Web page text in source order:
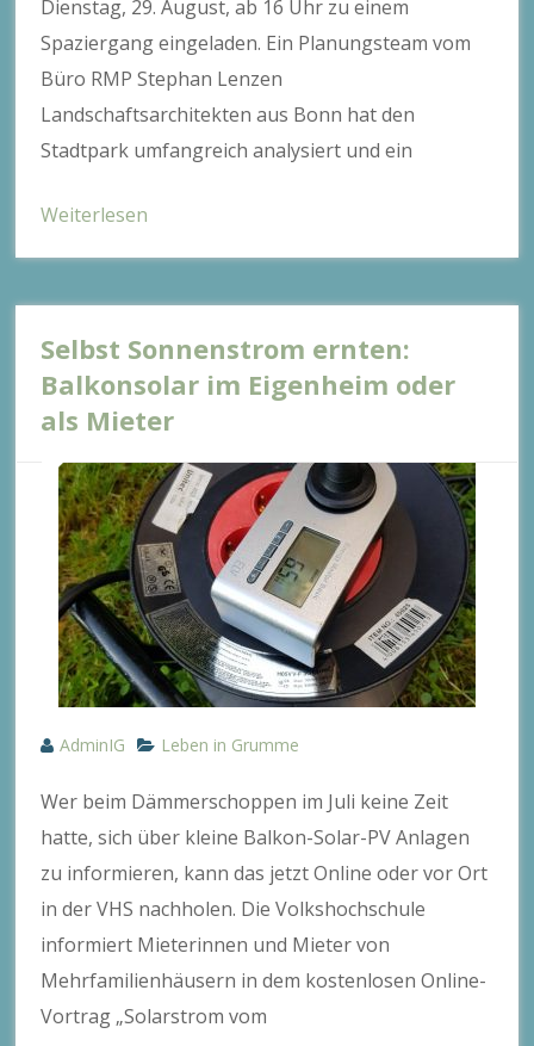
Dienstag, 29. August, ab 16 Uhr zu einem
Spaziergang eingeladen. Ein Planungsteam vom
Büro RMP Stephan Lenzen
Landschaftsarchitekten aus Bonn hat den
Stadtpark umfangreich analysiert und ein
Weiterlesen
Selbst Sonnenstrom ernten:
Balkonsolar im Eigenheim oder
als Mieter
AdminIG Leben in Grumme
Wer beim Dämmerschoppen im Juli keine Zeit
hatte, sich über kleine Balkon-Solar-PV Anlagen
zu informieren, kann das jetzt Online oder vor Ort
in der VHS nachholen. Die Volkshochschule
informiert Mieterinnen und Mieter von
Mehrfamilienhäusern in dem kostenlosen Online-
Vortrag „Solarstrom vom